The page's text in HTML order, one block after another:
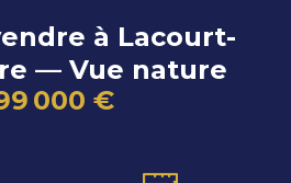
à Lacourt-
— Vue nature
000 €